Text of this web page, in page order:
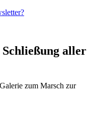
aller
Galerie zum Marsch zur